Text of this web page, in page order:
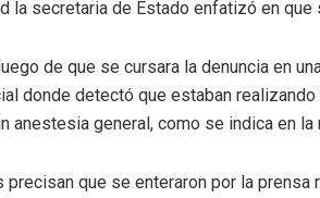
la secretaria de Estado enfatizó en que
de que se cursara la denuncia en
donde detectó que estaban
anestesia general, como se indica en
precisan que se enteraron por la